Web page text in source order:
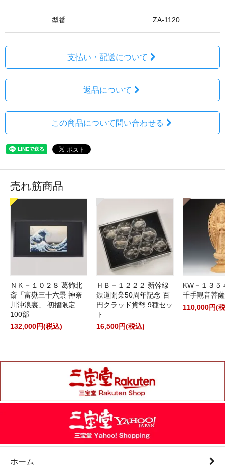
型番 ZA-1120
支払い・配送について
返品について
この商品について問い合わせる
売れ筋商品
ＮＫ－１０２８ 葛飾北
斎「富嶽三十六景 神奈
川沖浪裏」 初摺限定
100部
132,000円(税込)
ＨＢ－１２２２ 新幹線
鉄道開業50周年記念 百
円クラッド貨幣 9種セッ
ト
16,500円(税込)
KW－１３
千手観音菩
110,000円(
ホーム